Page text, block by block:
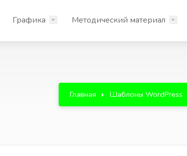
Графика Методический материал
Главная Шаблоны WordPress